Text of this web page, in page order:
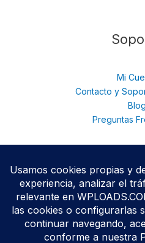
Mi
Contacto y
Blog
Preguntas
© 2026 WPloads | Descarga